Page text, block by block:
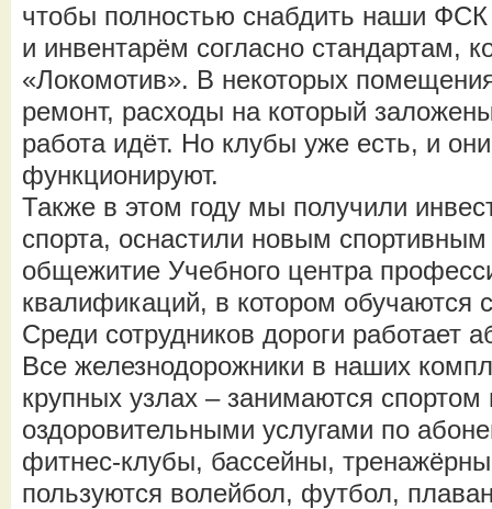
чтобы полностью снабдить наши
и инвентарём согласно стандартам,
«Локомотив». В некоторых
ремонт, расходы на который
работа идёт. Но клубы уже есть, и
функционируют.
Также в этом году мы получили
спорта, оснастили новым
общежитие Учебного центра
квалификаций, в котором
Среди сотрудников дороги работает
Все железнодорожники в наших
крупных узлах – занимаются спортом
оздоровительными услугами по
фитнес-клубы, бассейны,
пользуются волейбол, футбол,